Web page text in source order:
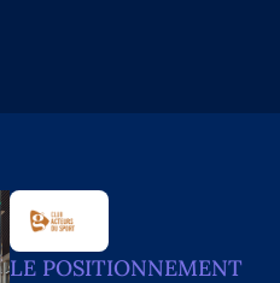
LE POSITIONNEMENT